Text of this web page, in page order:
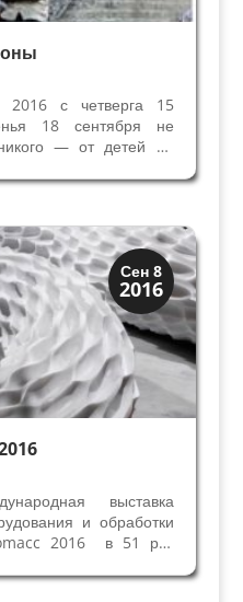
2016 с четверга 15
18 сентября не
— от детей до
становится
Сен 8
2016
выставка
и обработки
2016 в 51 раз
Marmomacc 2016